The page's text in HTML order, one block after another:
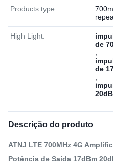
Products type:
High Light:
de
de
Descrição do produto
ATNJ LTE 700MHz 4G
Potência de Saída 17dBm